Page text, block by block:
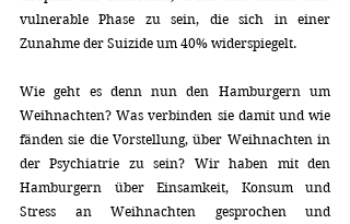
vulnerable Phase zu sein, die sich in einer
Zunahme der Suizide um 40% widerspiegelt.
Wie geht es denn nun den Hamburgern um
Weihnachten? Was verbinden sie damit und wie
fänden sie die Vorstellung, über Weihnachten in
der Psychiatrie zu sein? Wir haben mit den
Hamburgern über Einsamkeit, Konsum und
Stress an Weihnachten gesprochen und